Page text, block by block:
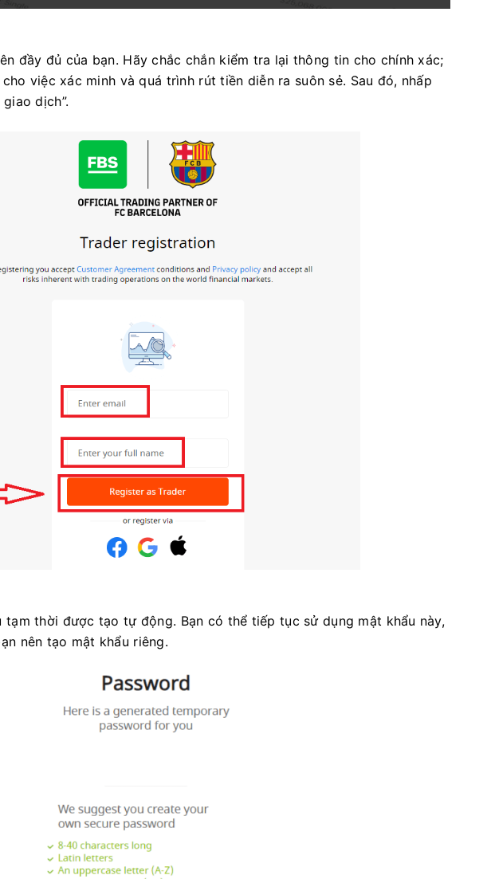
đầy đủ của bạn. Hãy chắc chắn kiểm tra lại thông tin cho chính xác;
việc xác minh và quá trình rút tiền diễn ra suôn sẻ. Sau đó, nhấp
dịch”.
tạm thời được tạo tự động. Bạn có thể tiếp tục sử dụng mật khẩu này,
nên tạo mật khẩu riêng.